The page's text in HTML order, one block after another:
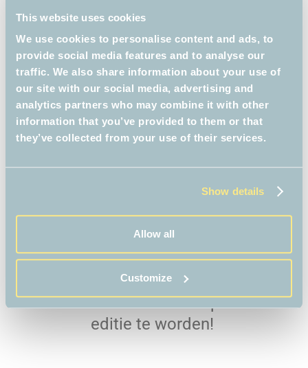
This website uses cookies
We use cookies to personalise content and ads, to
provide social media features and to analyse our
traffic. We also share information about your use of
our site with our social media, advertising and
analytics partners who may combine it with other
information that you’ve provided to them or that
they’ve collected from your use of their services.
Show details
Allow all
Customize
Klik hier voor het lespakket
DE GROTE BIEBBOYS
ZOMERCHALLENGE 2026
We gaan ook deze zomer de leesdip
tegen! Dit keer in samenwerking met
de KB nationale bibliotheek en de
CPNB!
Het belooft weer een super toffe
editie te worden!